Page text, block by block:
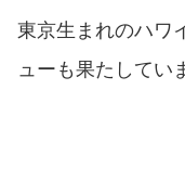
東京生まれのハワ
ューも果たしてい